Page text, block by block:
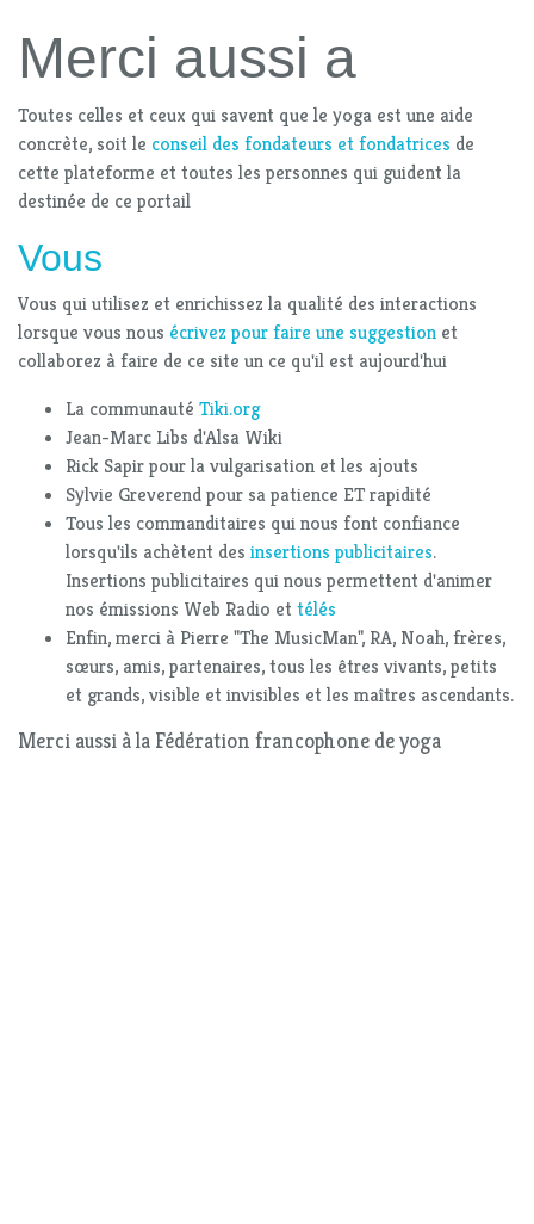
Merci aussi a
Toutes celles et ceux qui savent que le yoga est une aide
concrète, soit le conseil des fondateurs et fondatrices de
cette plateforme et toutes les personnes qui guident la
destinée de ce portail
Vous
Vous qui utilisez et enrichissez la qualité des interactions
lorsque vous nous écrivez pour faire une suggestion et
collaborez à faire de ce site un ce qu'il est aujourd'hui
La communauté Tiki.org
Jean-Marc Libs d'Alsa Wiki
Rick Sapir pour la vulgarisation et les ajouts
Sylvie Greverend pour sa patience ET rapidité
Tous les commanditaires qui nous font confiance
lorsqu'ils achètent des insertions publicitaires.
Insertions publicitaires qui nous permettent d'animer
nos émissions Web Radio et télés
Enfin, merci à Pierre "The MusicMan", RA, Noah, frères,
sœurs, amis, partenaires, tous les êtres vivants, petits
et grands, visible et invisibles et les maîtres ascendants.
Merci aussi à la Fédération francophone de yoga